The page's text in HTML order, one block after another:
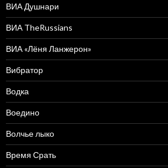
ВИА Душнари
ВИА TheRussians
ВИА «Лёня Ланжерон»
Вибратор
Водка
Воедино
Волчье лыко
Время Срать